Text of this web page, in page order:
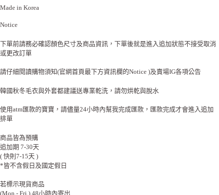
Made in Korea
Notice
下單前請務必確認顏色尺寸及商品資訊，下單後就是進入追加狀態不接受取消
或更改訂單
請仔細閱讀購物須知(官網首頁最下方資訊欄的Notice )及賣場IG各項公告
韓國秋冬毛衣與外套都建議送專業乾洗，請勿烘乾與脫水
使用atm匯款的寶寶，請儘量24小時內幫我完成匯款，匯款完成才會進入追加
排單
商品皆為預購
追加期 7-30天
( 快則7-15天 )
*皆不含假日及國定假日
若標示現貨商品
(Mon.- Fri.) 48小時內寄出